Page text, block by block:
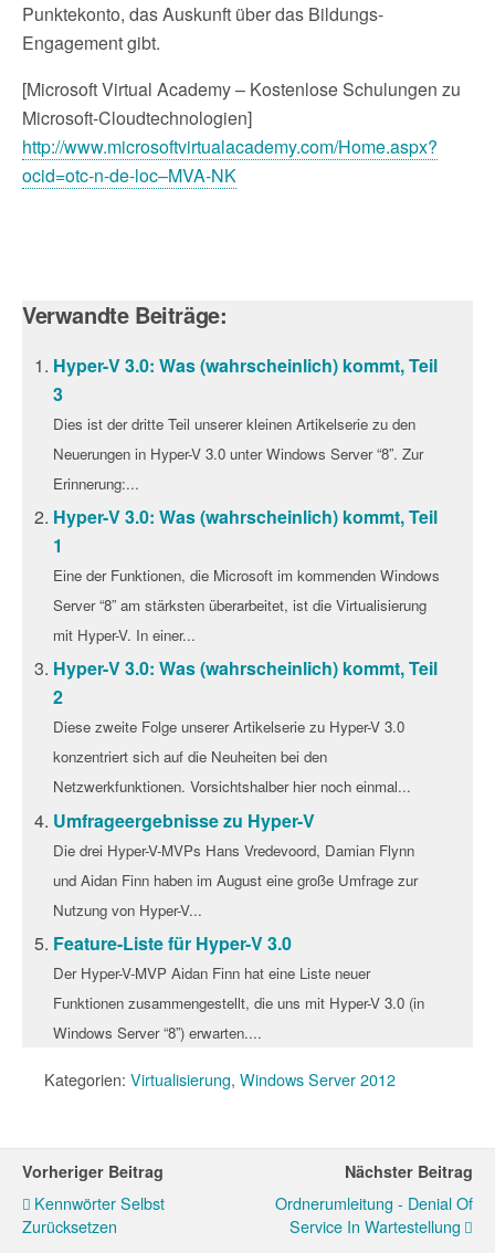
Punktekonto, das Auskunft über das Bildungs-
Engagement gibt.
[Microsoft Virtual Academy – Kostenlose Schulungen zu
Microsoft-Cloudtechnologien]
http://www.microsoftvirtualacademy.com/Home.aspx?
ocid=otc-n-de-loc–MVA-NK
Verwandte Beiträge:
Hyper-V 3.0: Was (wahrscheinlich) kommt, Teil
3
Dies ist der dritte Teil unserer kleinen Artikelserie zu den
Neuerungen in Hyper-V 3.0 unter Windows Server “8”. Zur
Erinnerung:...
Hyper-V 3.0: Was (wahrscheinlich) kommt, Teil
1
Eine der Funktionen, die Microsoft im kommenden Windows
Server “8” am stärksten überarbeitet, ist die Virtualisierung
mit Hyper-V. In einer...
Hyper-V 3.0: Was (wahrscheinlich) kommt, Teil
2
Diese zweite Folge unserer Artikelserie zu Hyper-V 3.0
konzentriert sich auf die Neuheiten bei den
Netzwerkfunktionen. Vorsichtshalber hier noch einmal...
Umfrageergebnisse zu Hyper-V
Die drei Hyper-V-MVPs Hans Vredevoord, Damian Flynn
und Aidan Finn haben im August eine große Umfrage zur
Nutzung von Hyper-V...
Feature-Liste für Hyper-V 3.0
Der Hyper-V-MVP Aidan Finn hat eine Liste neuer
Funktionen zusammengestellt, die uns mit Hyper-V 3.0 (in
Windows Server “8”) erwarten....
Kategorien: Virtualisierung, Windows Server 2012
Vorheriger Beitrag
Kennwörter Selbst
Zurücksetzen
Nächster Beitrag
Ordnerumleitung - Denial Of
Service In Wartestellung